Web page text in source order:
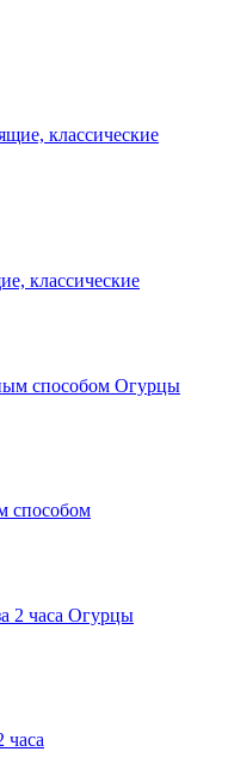
классические
Огурцы
способом
Огурцы
часа